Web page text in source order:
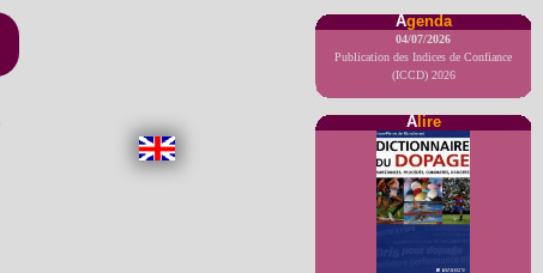
Agenda
04/07/2026
Publication des Indices de Confiance
(ICCD) 2026
Alire